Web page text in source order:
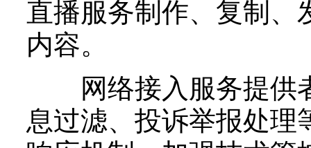
直播服务制作、复制、
内容。
网络接入服务提供
息过滤、投诉举报处理